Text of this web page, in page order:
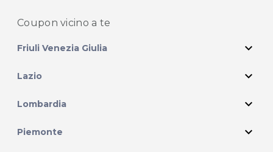
Coupon vicino a te
Friuli Venezia Giulia expand_more
Lazio expand_more
Lombardia expand_more
Piemonte expand_more